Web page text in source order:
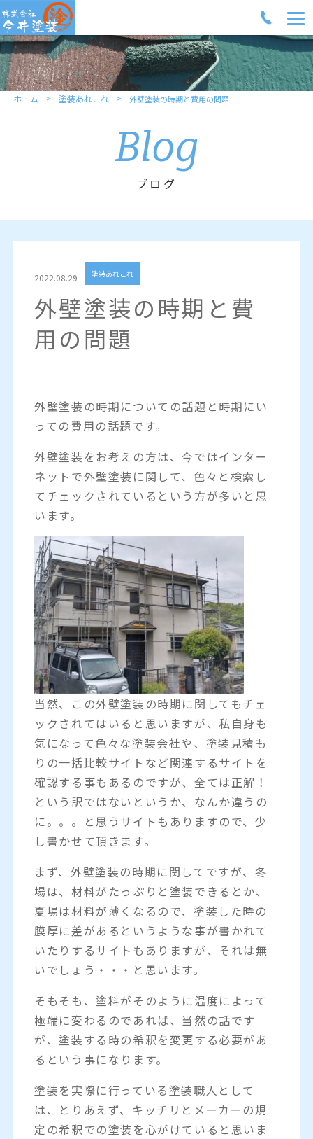
ホーム 塗装あれこれ 外壁塗装の時期と費用の問題
Blog
ブログ
2022.08.29 塗装あれこれ
外壁塗装の時期と費
用の問題
外壁塗装の時期についての話題と時期にい
っての費用の話題です。
外壁塗装をお考えの方は、今ではインター
ネットで外壁塗装に関して、色々と検索し
てチェックされているという方が多いと思
います。
当然、この外壁塗装の時期に関してもチェ
ックされてはいると思いますが、私自身も
気になって色々な塗装会社や、塗装見積も
りの一括比較サイトなど関連するサイトを
確認する事もあるのですが、全ては正解！
という訳ではないというか、なんか違うの
に。。。と思うサイトもありますので、少
し書かせて頂きます。
まず、外壁塗装の時期に関してですが、冬
場は、材料がたっぷりと塗装できるとか、
夏場は材料が薄くなるので、塗装した時の
膜厚に差があるというような事が書かれて
いたりするサイトもありますが、それは無
いでしょう・・・と思います。
そもそも、塗料がそのように温度によって
極端に変わるのであれば、当然の話です
が、塗装する時の希釈を変更する必要があ
るという事になります。
塗装を実際に行っている塗装職人として
は、とりあえず、キッチリとメーカーの規
定の希釈での塗装を心がけていると思いま